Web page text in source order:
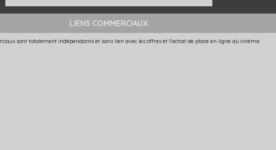
LIENS COMMERCIAUX
sont totalement indépendants et sans lien avec les offres et l'achat de place en ligne du cinéma.